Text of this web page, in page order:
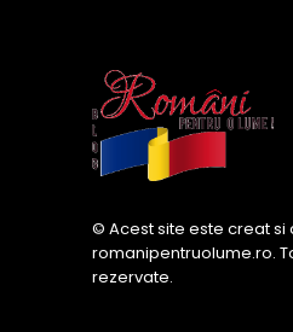
© Acest site este creat si
romanipentruolume.ro.
rezervate.